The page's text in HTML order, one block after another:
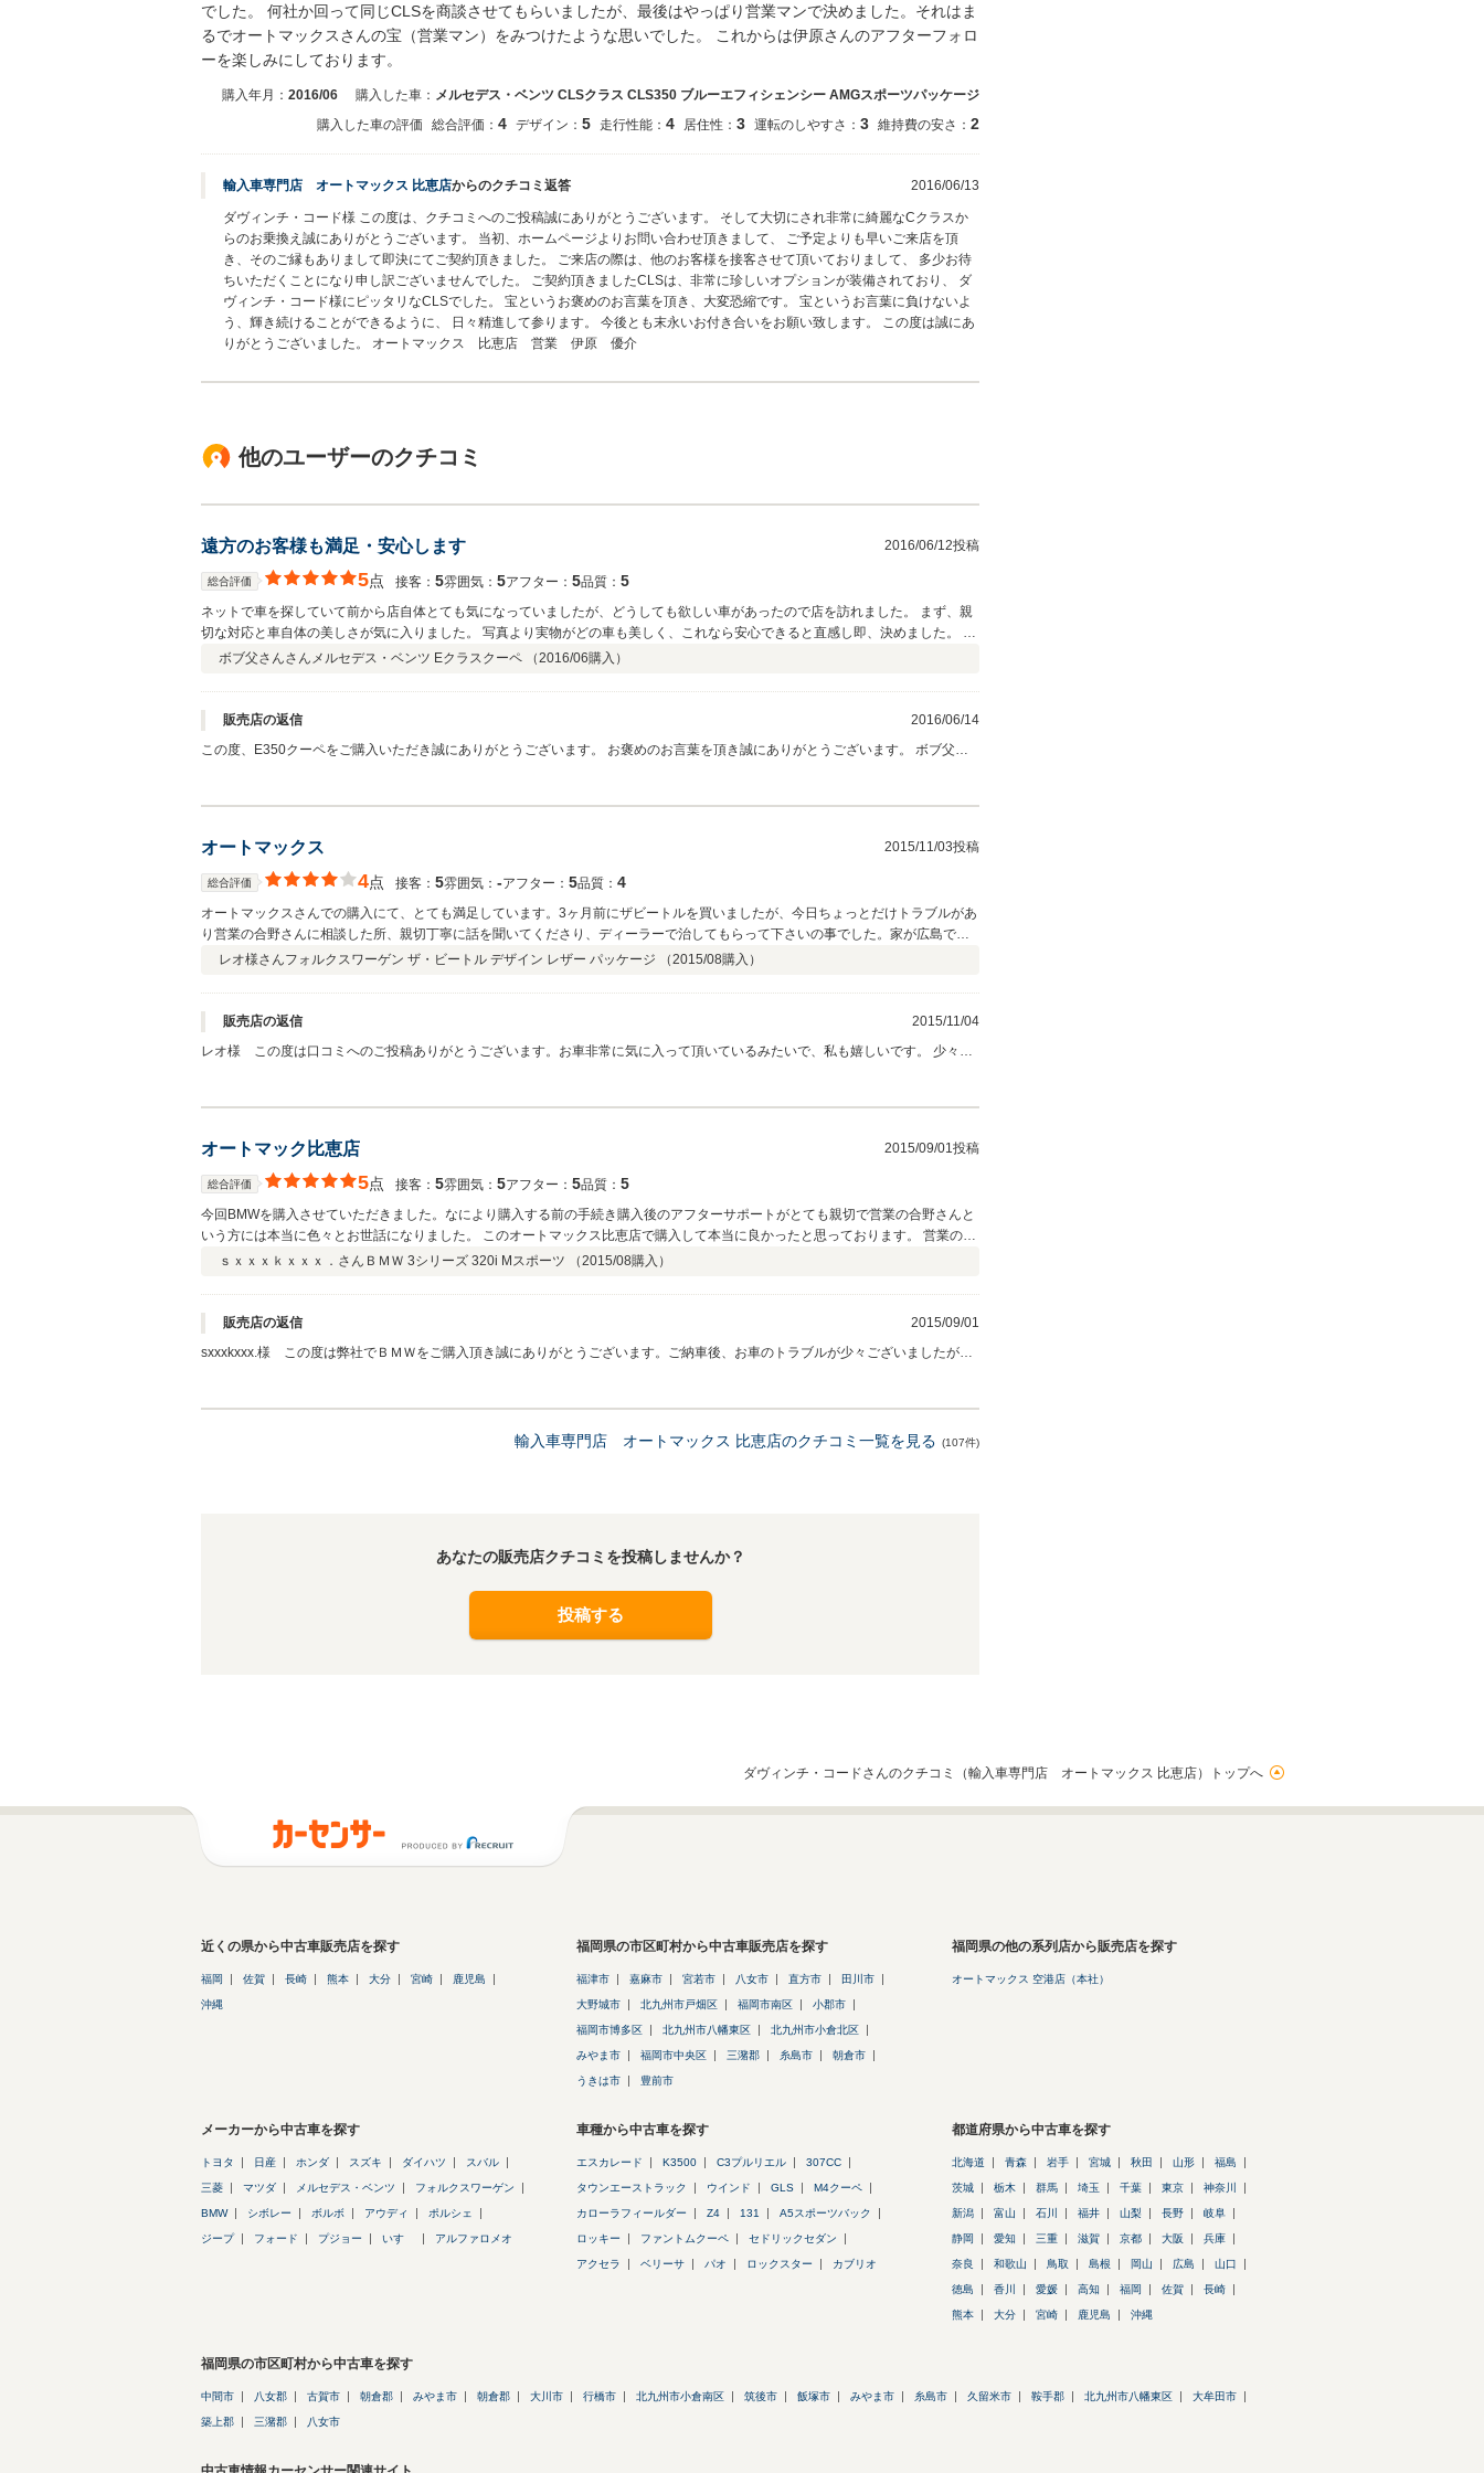
でした。 何社か回って同じCLSを商談させてもらいましたが、最後はやっぱり営業マンで決めました。それはま
るでオートマックスさんの宝（営業マン）をみつけたような思いでした。 これからは伊原さんのアフターフォロ
ーを楽しみにしております。
購入年月： 2016/06 購入した車： メルセデス・ベンツ CLSクラス CLS350 ブルーエフィシェンシー AMGスポーツパッケージ
購入した車の評価
総合評価： 4 デザイン： 5 走行性能： 4 居住性： 3 運転のしやすさ： 3 維持費の安さ： 2
輸入車専門店 オートマックス 比恵店からのクチコミ返答 2016/06/13
ダヴィンチ・コード様 この度は、クチコミへのご投稿誠にありがとうございます。 そして大切にされ非常に綺麗なCクラスか
らのお乗換え誠にありがとうございます。 当初、ホームページよりお問い合わせ頂きまして、 ご予定よりも早いご来店を頂
き、そのご縁もありまして即決にてご契約頂きました。 ご来店の際は、他のお客様を接客させて頂いておりまして、 多少お待
ちいただくことになり申し訳ございませんでした。 ご契約頂きましたCLSは、非常に珍しいオプションが装備されており、 ダ
ヴィンチ・コード様にピッタリなCLSでした。 宝というお褒めのお言葉を頂き、大変恐縮です。 宝というお言葉に負けないよ
う、輝き続けることができるように、 日々精進して参ります。 今後とも末永いお付き合いをお願い致します。 この度は誠にあ
りがとうございました。 オートマックス 比恵店 営業 伊原 優介
他のユーザーのクチコミ
遠方のお客様も満足・安心します 2016/06/12投稿
総合評価 5点 接客： 5雰囲気： 5アフター： 5品質： 5
ネットで車を探していて前から店自体とても気になっていましたが、どうしても欲しい車があったので店を訪れました。 まず、親
切な対応と車自体の美しさが気に入りました。 写真より実物がどの車も美しく、これなら安心できると直感し即、決めました。 そ
の後スタッフの方の対応も素晴らしく安心して納車まで任せきりでした。 これなら、なかなか来店できない遠方の方も安心して買
ボブ父さんさん メルセデス・ベンツ Eクラスクーペ （2016/06購入）
販売店の返信
2016/06/14
この度、E350クーペをご購入いただき誠にありがとうございます。 お褒めのお言葉を頂き誠にありがとうございます。 ボブ父さ
オートマックス 2015/11/03投稿
総合評価 4点 接客： 5雰囲気： ‐アフター： 5品質： 4
オートマックスさんでの購入にて、とても満足しています。3ヶ月前にザビートルを買いましたが、今日ちょっとだけトラブルがあ
り営業の合野さんに相談した所、親切丁寧に話を聞いてくださり、ディーラーで治してもらって下さいの事でした。家が広島で遠
い所で購入したため保証の方は大丈夫かなと心配でしたが安心できました。営業の合野さんにはとても感謝しています。オートマ
レオ様さんフォルクスワーゲン ザ・ビートル デザイン レザー パッケージ （2015/08購入）
販売店の返信
2015/11/04
レオ様 この度は口コミへのご投稿ありがとうございます。お車非常に気に入って頂いているみたいで、私も嬉しいです。 少々ご
オートマック比恵店 2015/09/01投稿
総合評価 5点 接客： 5雰囲気： 5アフター： 5品質： 5
今回BMWを購入させていただきました。なにより購入する前の手続き購入後のアフターサポートがとても親切で営業の合野さんと
いう方には本当に色々とお世話になりました。 このオートマックス比恵店で購入して本当に良かったと思っております。 営業の合
野さん 本当にありがとうございました。 おかげさまで順調にお乗りできてます。 これからもよろしくお願いいたします。 オート
ｓｘｘｘｋｘｘｘ．さん ＢＭＷ 3シリーズ 320i Mスポーツ （2015/08購入）
販売店の返信
2015/09/01
sxxxkxxx.様 この度は弊社でＢＭＷをご購入頂き誠にありがとうございます。ご納車後、お車のトラブルが少々ございましたが、
輸入車専門店 オートマックス 比恵店のクチコミ一覧を見る (107件)
あなたの販売店クチコミを投稿しませんか？
投稿する
ダヴィンチ・コードさんのクチコミ（輸入車専門店 オートマックス 比恵店）トップへ
近くの県から中古車販売店を探す
福岡 佐賀 長崎 熊本 大分 宮崎 鹿児島
沖縄
福岡県の市区町村から中古車販売店を探す
福津市 嘉麻市 宮若市 八女市 直方市 田川市
大野城市 北九州市戸畑区 福岡市南区 小郡市
福岡市博多区 北九州市八幡東区 北九州市小倉北区
みやま市 福岡市中央区 三潴郡 糸島市 朝倉市
うきは市 豊前市
福岡県の他の系列店から販売店を探す
オートマックス 空港店（本社）
メーカーから中古車を探す
トヨタ 日産 ホンダ スズキ ダイハツ スバル
三菱 マツダ メルセデス・ベンツ フォルクスワーゲン
BMW シボレー ボルボ アウディ ポルシェ
ジープ フォード プジョー いすゞ アルファロメオ
車種から中古車を探す
エスカレード K3500 C3プルリエル 307CC
タウンエーストラック ウインド GLS M4クーペ
カローラフィールダー Z4 131 A5スポーツバック
ロッキー ファントムクーペ セドリックセダン
アクセラ ベリーサ パオ ロックスター カブリオ
都道府県から中古車を探す
北海道 青森 岩手 宮城 秋田 山形 福島
茨城 栃木 群馬 埼玉 千葉 東京 神奈川
新潟 富山 石川 福井 山梨 長野 岐阜
静岡 愛知 三重 滋賀 京都 大阪 兵庫
奈良 和歌山 鳥取 島根 岡山 広島 山口
徳島 香川 愛媛 高知 福岡 佐賀 長崎
熊本 大分 宮崎 鹿児島 沖縄
福岡県の市区町村から中古車を探す
中間市 八女郡 古賀市 朝倉郡 みやま市 朝倉郡 大川市 行橋市 北九州市小倉南区 筑後市 飯塚市 みやま市 糸島市 久留米市 鞍手郡 北九州市八幡東区 大牟田市
築上郡 三潴郡 八女市